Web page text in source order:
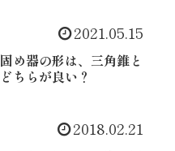
2021.05.15
め器の形は、三角錐と
ちらが良い？
2018.02.21